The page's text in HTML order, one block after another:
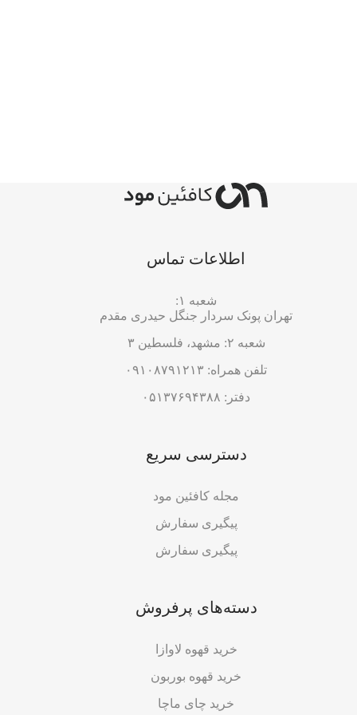
اطلاعات تماس
شعبه ۱:
تهران پونک سردار جنگل حیدری مقدم
شعبه ۲: مشهد، فلسطین ۳
تلفن همراه: ۰۹۱۰۸۷۹۱۲۱۳
دفتر: ۰۵۱۳۷۶۹۴۳۸۸
دسترسی سریع
مجله کافئین مود
پیگیری سفارش
پیگیری سفارش
دسته‌های پرفروش
خرید قهوه لاوازا
خرید قهوه بوربون
خرید چای ماچا